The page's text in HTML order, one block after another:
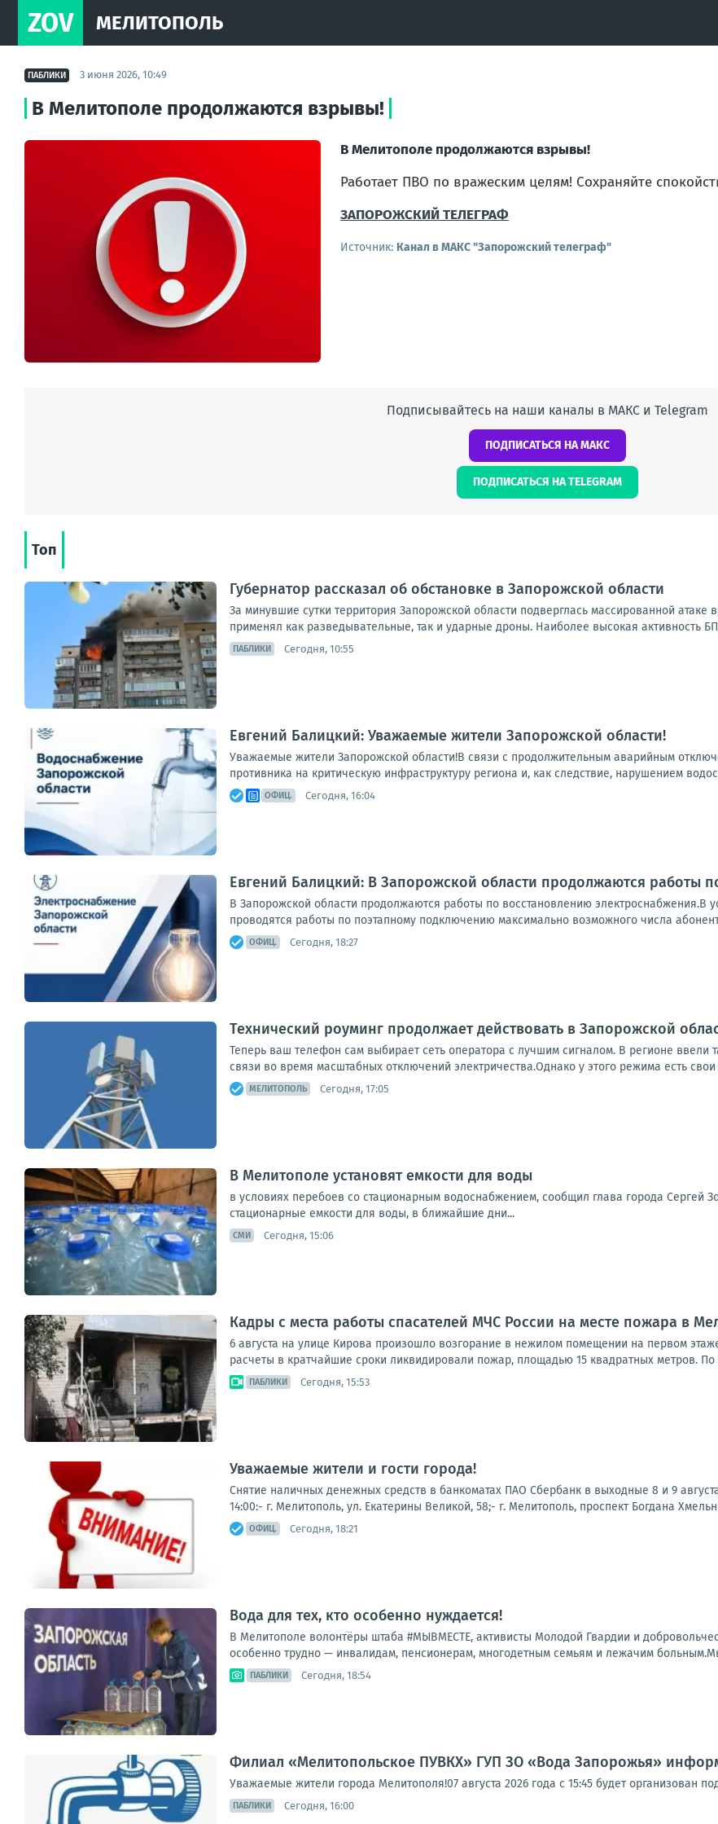
ZOV МЕЛИТОПОЛЬ
ПАБЛИКИ 3 июня 2026, 10:49
В Мелитополе продолжаются взрывы!
В Мелитополе продолжаются взрывы!
Работает ПВО по вражеским целям! Сохраняйте
ЗАПОРОЖСКИЙ ТЕЛЕГРАФ
Источник: Канал в МАКС "Запорожский телеграф"
Подписывайтесь на наши каналы в МАКС и Telegram
ПОДПИСАТЬСЯ НА МАКС
ПОДПИСАТЬСЯ НА TELEGRAM
Топ
Губернатор рассказал об обстановке в Запорожской области
За минувшие сутки территория Запорожской области подверглась массированной
применял как разведывательные, так и ударные дроны. Наиболее высокая активность
ПАБЛИКИ Сегодня, 10:55
Евгений Балицкий: Уважаемые жители Запорожской области!
Уважаемые жители Запорожской области!В связи с продолжительным аварийным
противника на критическую инфраструктуру региона и, как следствие, нарушением
ОФИЦ. Сегодня, 16:04
Евгений Балицкий: В Запорожской области продолжаются работы
В Запорожской области продолжаются работы по восстановлению электроснабжения.В
проводятся работы по поэтапному подключению максимально возможного числа
ОФИЦ. Сегодня, 18:27
Технический роуминг продолжает действовать в Запорожской
Теперь ваш телефон сам выбирает сеть оператора с лучшим сигналом. В регионе
связи во время масштабных отключений электричества.Однако у этого режима есть
МЕЛИТОПОЛЬ Сегодня, 17:05
В Мелитополе установят емкости для воды
в условиях перебоев со стационарным водоснабжением, сообщил глава города Сергей
стационарные емкости для воды, в ближайшие дни...
СМИ Сегодня, 15:06
Кадры с места работы спасателей МЧС России на месте пожара в
6 августа на улице Кирова произошло возгорание в нежилом помещении на первом
расчеты в кратчайшие сроки ликвидировали пожар, площадью 15 квадратных метров.
ПАБЛИКИ Сегодня, 15:53
Уважаемые жители и гости города!
Снятие наличных денежных средств в банкоматах ПАО Сбербанк в выходные 8 и 9
14:00:- г. Мелитополь, ул. Екатерины Великой, 58;- г. Мелитополь, проспект Богдана
ОФИЦ. Сегодня, 18:21
Вода для тех, кто особенно нуждается!
В Мелитополе волонтёры штаба #МЫВМЕСТЕ, активисты Молодой Гвардии и
особенно трудно — инвалидам, пенсионерам, многодетным семьям и лежачим
ПАБЛИКИ Сегодня, 18:54
Филиал «Мелитопольское ПУВКХ» ГУП ЗО «Вода Запорожья»
Уважаемые жители города Мелитополя!07 августа 2026 года с 15:45 будет организован
ПАБЛИКИ Сегодня, 16:00